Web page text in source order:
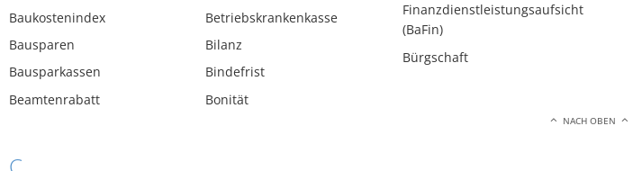
Baukostenindex
Bausparen
Bausparkassen
Beamtenrabatt
Betriebskrankenkasse
Bilanz
Bindefrist
Bonität
Finanzdienstleistungsaufsicht
(BaFin)
Bürgschaft
NACH OBEN